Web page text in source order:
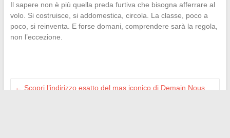
Il sapere non è più quella preda furtiva che bisogna afferrare al
volo. Si costruisce, si addomestica, circola. La classe, poco a
poco, si reinventa. E forse domani, comprendere sarà la regola,
non l’eccezione.
← Scopri l’indirizzo esatto del mas iconico di Demain Nous